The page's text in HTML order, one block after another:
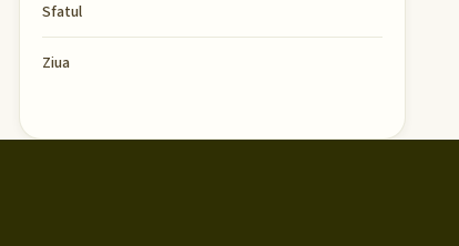
Sfatul
Ziua